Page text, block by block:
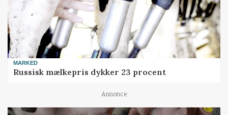
MARKED
Russisk mælkepris dykker 23 procent
Annonce